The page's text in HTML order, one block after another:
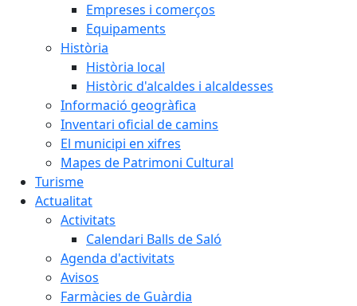
Empreses i comerços
Equipaments
Història
Història local
Històric d'alcaldes i alcaldesses
Informació geogràfica
Inventari oficial de camins
El municipi en xifres
Mapes de Patrimoni Cultural
Turisme
Actualitat
Activitats
Calendari Balls de Saló
Agenda d'activitats
Avisos
Farmàcies de Guàrdia